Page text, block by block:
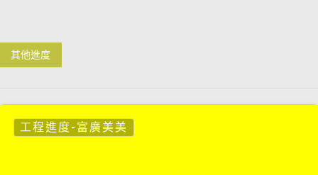
其他進度
工程進度-富廣美美